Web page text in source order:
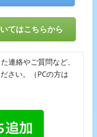
てはこちらから
連絡やご質問など、
さい。（PCの方は